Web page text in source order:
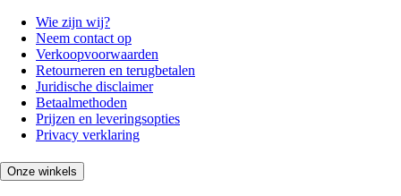
Wie zijn wij?
Neem contact op
Verkoopvoorwaarden
Retourneren en terugbetalen
Juridische disclaimer
Betaalmethoden
Prijzen en leveringsopties
Privacy verklaring
Onze winkels